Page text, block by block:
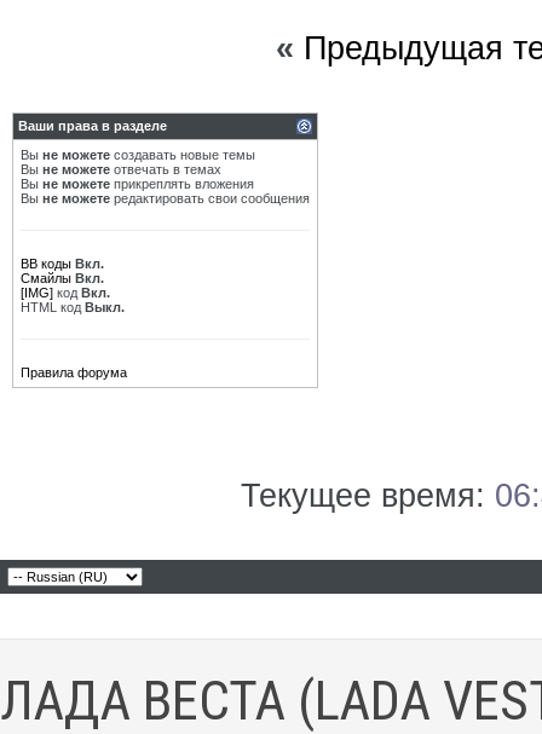
« Предыдущая
Ваши права в разделе
Вы не можете создавать новые темы
Вы не можете отвечать в темах
Вы не можете прикреплять вложения
Вы не можете редактировать свои сообщения
BB коды Вкл.
Смайлы Вкл.
[IMG] код Вкл.
HTML код Выкл.
Правила форума
Текущее время:
ЛАДА ВЕСТА (LADA